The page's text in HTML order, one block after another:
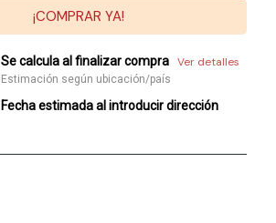
¡COMPRAR YA!
Se calcula al finalizar compra Ver detalles
Estimación según ubicación/país
Fecha estimada al introducir dirección